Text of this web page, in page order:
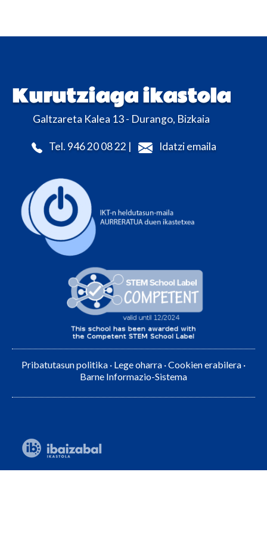
Kurutziaga ikastola
Galtzareta Kalea 13 - Durango, Bizkaia
Tel. 946 20 08 22 | Idatzi emaila
Pribatutasun politika · Lege oharra ·Cookien erabilera ·
Barne Informazio-Sistema